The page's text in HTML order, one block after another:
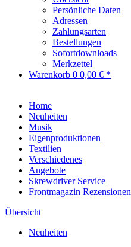
Persönliche Daten
Adressen
Zahlungsarten
Bestellungen
Sofortdownloads
Merkzettel
Warenkorb 0 0,00 € *
Home
Neuheiten
Musik
Eigenproduktionen
Textilien
Verschiedenes
Angebote
Skrewdriver Service
Frontmagazin Rezensionen
Übersicht
Neuheiten